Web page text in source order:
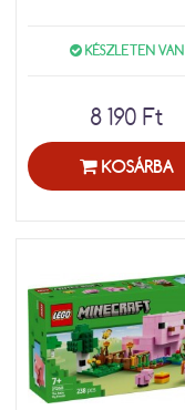
KÉSZLETEN VAN
8 190 Ft
KOSÁRBA